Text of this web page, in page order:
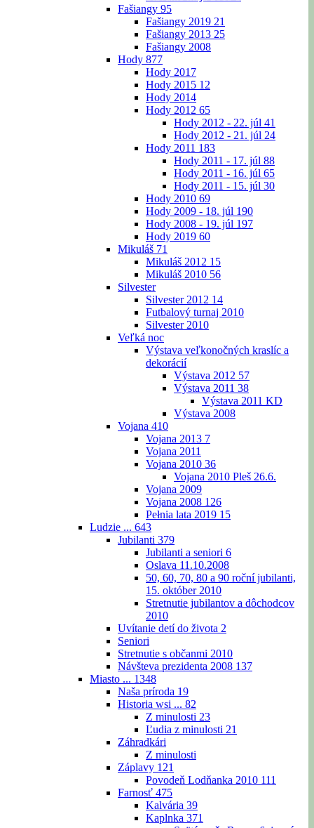
Fašiangy 95
Fašiangy 2019 21
Fašiangy 2013 25
Fašiangy 2008
Hody 877
Hody 2017
Hody 2015 12
Hody 2014
Hody 2012 65
Hody 2012 - 22. júl 41
Hody 2012 - 21. júl 24
Hody 2011 183
Hody 2011 - 17. júl 88
Hody 2011 - 16. júl 65
Hody 2011 - 15. júl 30
Hody 2010 69
Hody 2009 - 18. júl 190
Hody 2008 - 19. júl 197
Hody 2019 60
Mikuláš 71
Mikuláš 2012 15
Mikuláš 2010 56
Silvester
Silvester 2012 14
Futbalový turnaj 2010
Silvester 2010
Veľká noc
Výstava veľkonočných kraslíc a
dekorácií
Výstava 2012 57
Výstava 2011 38
Výstava 2011 KD
Výstava 2008
Vojana 410
Vojana 2013 7
Vojana 2011
Vojana 2010 36
Vojana 2010 Pleš 26.6.
Vojana 2009
Vojana 2008 126
Pełnia lata 2019 15
Ludzie ... 643
Jubilanti 379
Jubilanti a seniori 6
Oslava 11.10.2008
50, 60, 70, 80 a 90 roční jubilanti,
15. október 2010
Stretnutie jubilantov a dôchodcov
2010
Uvítanie detí do života 2
Seniori
Stretnutie s občanmi 2010
Návšteva prezidenta 2008 137
Miasto ... 1348
Naša príroda 19
Historia wsi ... 82
Z minulosti 23
Ľudia z minulosti 21
Záhradkári
Z minulosti
Záplavy 121
Povodeň Lodňanka 2010 111
Farnosť 475
Kalvária 39
Kaplnka 371